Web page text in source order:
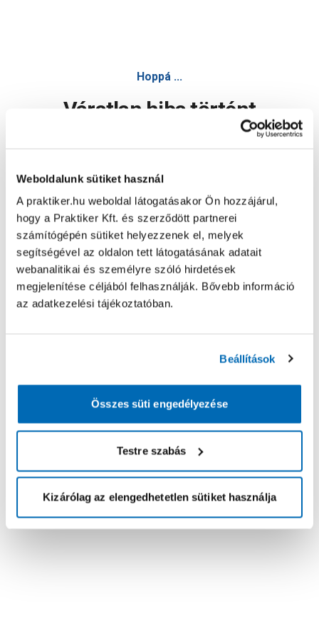
Weboldalunk sütiket használ
A praktiker.hu weboldal látogatásakor Ön hozzájárul,
hogy a Praktiker Kft. és szerződött partnerei
számítógépén sütiket helyezzenek el, melyek
segítségével az oldalon tett látogatásának adatait
webanalitikai és személyre szóló hirdetések
megjelenítése céljából felhasználják. Bővebb információ
az adatkezelési tájékoztatóban.
Beállítások
Összes süti engedélyezése
Testre szabás
Kizárólag az elengedhetetlen sütiket használja
Hoppá ...
Váratlan hiba történt
Oldal újratöltése